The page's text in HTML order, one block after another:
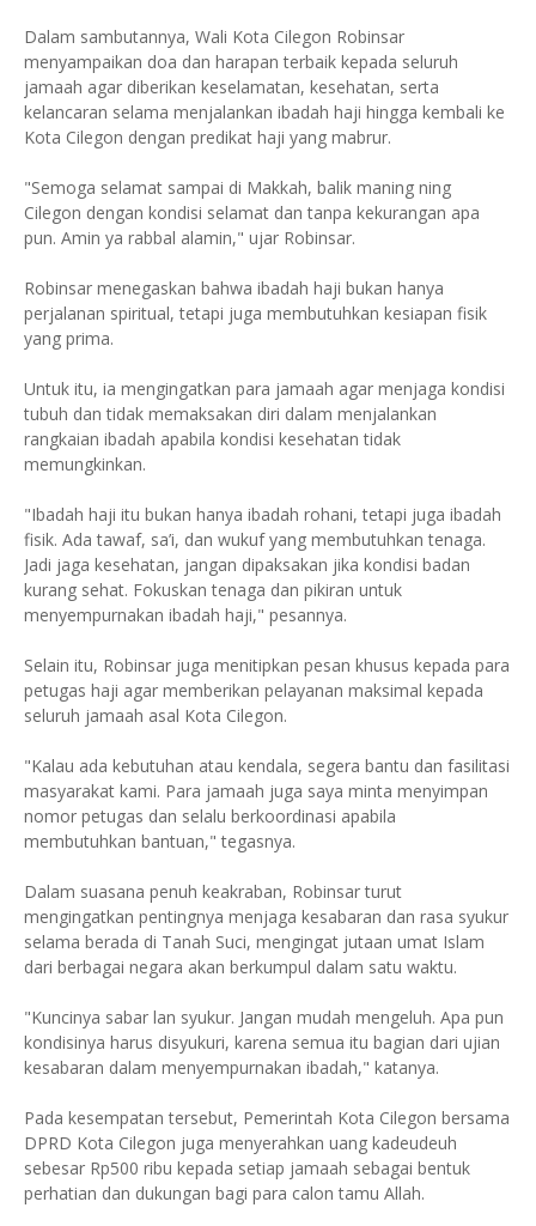
Dalam sambutannya, Wali Kota Cilegon Robinsar
menyampaikan doa dan harapan terbaik kepada seluruh
jamaah agar diberikan keselamatan, kesehatan, serta
kelancaran selama menjalankan ibadah haji hingga kembali ke
Kota Cilegon dengan predikat haji yang mabrur.
"Semoga selamat sampai di Makkah, balik maning ning
Cilegon dengan kondisi selamat dan tanpa kekurangan apa
pun. Amin ya rabbal alamin," ujar Robinsar.
Robinsar menegaskan bahwa ibadah haji bukan hanya
perjalanan spiritual, tetapi juga membutuhkan kesiapan fisik
yang prima.
Untuk itu, ia mengingatkan para jamaah agar menjaga kondisi
tubuh dan tidak memaksakan diri dalam menjalankan
rangkaian ibadah apabila kondisi kesehatan tidak
memungkinkan.
"Ibadah haji itu bukan hanya ibadah rohani, tetapi juga ibadah
fisik. Ada tawaf, sa’i, dan wukuf yang membutuhkan tenaga.
Jadi jaga kesehatan, jangan dipaksakan jika kondisi badan
kurang sehat. Fokuskan tenaga dan pikiran untuk
menyempurnakan ibadah haji," pesannya.
Selain itu, Robinsar juga menitipkan pesan khusus kepada para
petugas haji agar memberikan pelayanan maksimal kepada
seluruh jamaah asal Kota Cilegon.
"Kalau ada kebutuhan atau kendala, segera bantu dan fasilitasi
masyarakat kami. Para jamaah juga saya minta menyimpan
nomor petugas dan selalu berkoordinasi apabila
membutuhkan bantuan," tegasnya.
Dalam suasana penuh keakraban, Robinsar turut
mengingatkan pentingnya menjaga kesabaran dan rasa syukur
selama berada di Tanah Suci, mengingat jutaan umat Islam
dari berbagai negara akan berkumpul dalam satu waktu.
"Kuncinya sabar lan syukur. Jangan mudah mengeluh. Apa pun
kondisinya harus disyukuri, karena semua itu bagian dari ujian
kesabaran dalam menyempurnakan ibadah," katanya.
Pada kesempatan tersebut, Pemerintah Kota Cilegon bersama
DPRD Kota Cilegon juga menyerahkan uang kadeudeuh
sebesar Rp500 ribu kepada setiap jamaah sebagai bentuk
perhatian dan dukungan bagi para calon tamu Allah.